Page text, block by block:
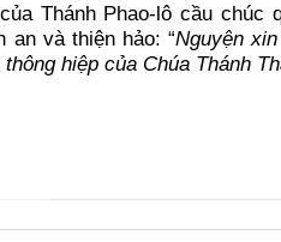
ủa Thánh Phao-lô cầu chúc
an và thiện hảo:“Nguyện
thông hiệp của Chúa Thánh